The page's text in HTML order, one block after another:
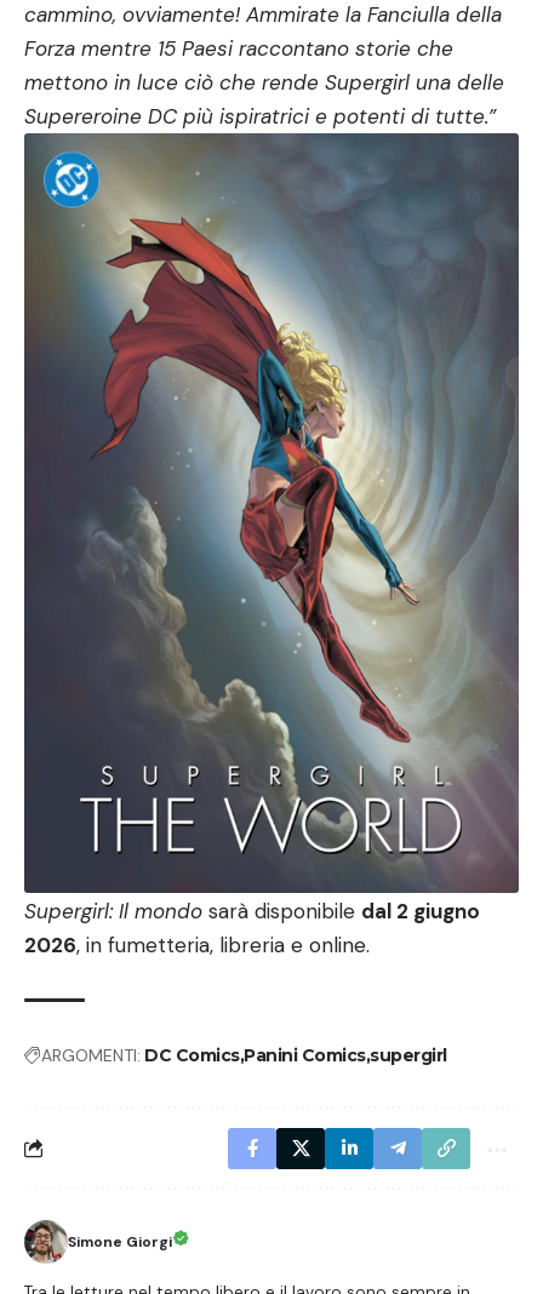
cammino, ovviamente! Ammirate la Fanciulla della
Forza mentre 15 Paesi raccontano storie che
mettono in luce ciò che rende Supergirl una delle
Supereroine DC più ispiratrici e potenti di tutte.”
Supergirl: Il mondo sarà disponibile dal 2 giugno
2026, in fumetteria, libreria e online.
ARGOMENTI: DC ComicsPanini Comicssupergirl
Simone Giorgi